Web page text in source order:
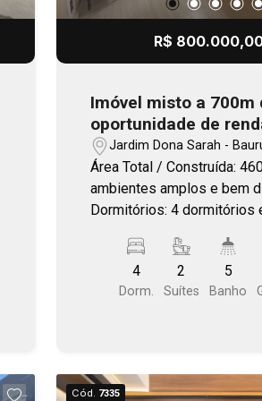
R$
Imóvel misto a 700m
oportunidade de
negócio próprio
Jardim Dona Sarah -
Área Total / Construída:
ambientes amplos e bem
Dormitórios: 4 dormitórios
Escritório: Espaço privativo
reservado, perfeito para
consultório ou recepção.
Ambientes Integrados e
4
Dorm.
2
Suítes
5
Banho
Cód. 7335